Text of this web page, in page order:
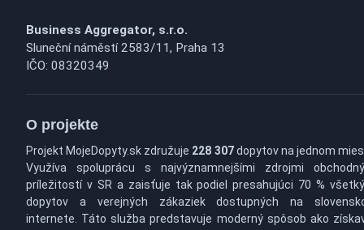
Business Aggregator, s.r.o.
Sluneční náměstí 2583/11, Praha 13
IČO: 08320349
O projekte
Projekt MojeDopyty.sk združuje 228 307dopytov na jednom
Využíva spoluprácu s najvýznamnejšími zdrojmi
príležitostí v SR a zaisťuje tak podiel presahujúci 70 %
dopytov a verejných zákaziek dostupných na
internete. Táto služba predstavuje moderný spôsob ako